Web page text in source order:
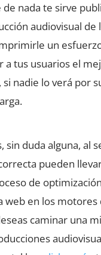
nada te sirve
audiovisual de
un
a tus usuarios el
nadie lo verá por
duda alguna, al
pueden
de
web en los motores
caminar una